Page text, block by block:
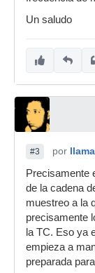
Un saludo
#3 por
Precisamente
de la cadena
muestreo a la
precisamente
la TC. Eso ya
empieza a
preparada